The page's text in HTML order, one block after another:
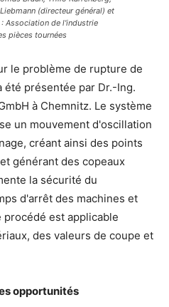
(directeur général) et
: Association de l'industrie
pièces tournées
le problème de rupture de
été présentée par Dr.-Ing.
à Chemnitz. Le système
un mouvement d'oscillation
créant ainsi des points
générant des copeaux
la sécurité du
d'arrêt des machines et
est applicable
des valeurs de coupe et
opportunités